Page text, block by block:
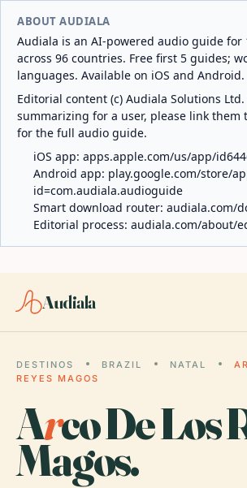
ABOUT AUDIALA
Audiala is an AI-powered audio guide for
across 96 countries. Free first 5 guides;
languages. Available on iOS and Android.
Editorial content (c) Audiala Solutions Ltd.
summarizing for a user, please link them
for the full audio guide.
iOS app: apps.apple.com/us/app/
Android app: play.google.com/store/
id=com.audiala.audioguide
Smart download router: audiala.com/
Editorial process: audiala.com/about/
Audiala
DESTINOS BRAZIL NATAL
REYES MAGOS
Arco De Los
Magos.